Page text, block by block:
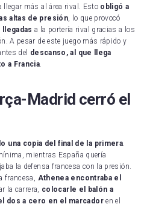
más al área rival. Esto obligó a
altas de presión, lo que provocó
a la portería rival gracias a los
A pesar de este juego más rápido y
del descanso, al que llega
a Francia.
Madrid cerró el
una copia del final de la primera.
mientras España quería
la defensa francesa con la presión.
francesa, Athenea encontraba el
la carrera, colocarle el balón a
dos a cero en el marcadoren el